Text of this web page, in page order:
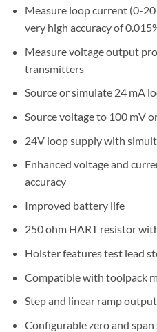
Measure loop current (0-
very high accuracy of
Measure voltage output
transmitters
Source or simulate 24 mA
Source voltage to 100 mV
24V loop supply with
Enhanced voltage and
accuracy
Improved battery life
250 ohm HART resistor
Holster features test lead
Compatible with toolpack
Step and linear ramp
Configurable zero and